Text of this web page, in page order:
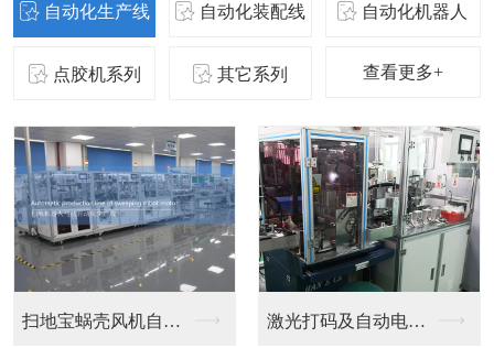
自动化生产线 自动化装配线 自动化机器人
点胶机系列 其它系列 查看更多+
激光打码及自动电检机